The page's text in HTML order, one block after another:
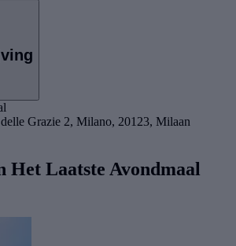
Grazie 2, Milano, 20123, Milaan
Het Laatste Avondmaal